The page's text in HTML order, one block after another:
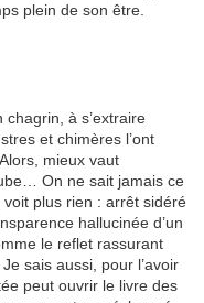
plein de son être.
chagrin, à s’extraire
et chimères l’ont
mieux vaut
On ne sait jamais ce
voit plus rien : arrêt sidéré
hallucinée d’un
le reflet rassurant
sais aussi, pour l’avoir
peut ouvrir le livre des